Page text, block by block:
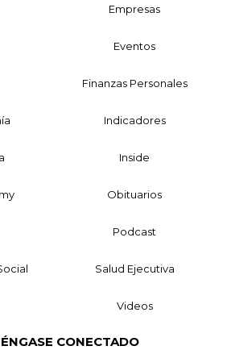
Empresas
Eventos
Finanzas Personales
Indicadores
Inside
Obituarios
Podcast
Salud Ejecutiva
Videos
CONECTADO